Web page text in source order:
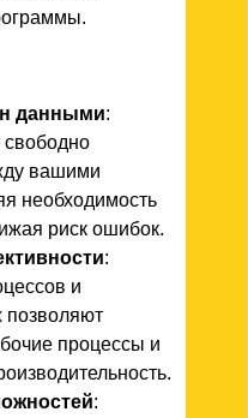
данными:
вашими
необходимость
риск ошибок.
:
и
позволяют
процессы и
: